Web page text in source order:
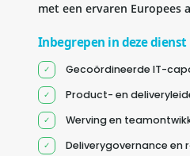
met een ervaren Europees
Inbegrepen in deze dienst
Gecoördineerde IT-
Product- en
Werving en
Deliverygovernance